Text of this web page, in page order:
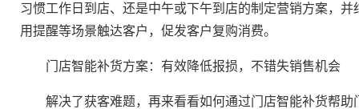
习惯工作日到店、还是中午或下午到店的制定营销方案，
用提醒等场景触达客户，促发客户复购消费。
门店智能补货方案：有效降低报损，不错失销售机会
解决了获客难题，再来看看如何通过门店智能补货帮助